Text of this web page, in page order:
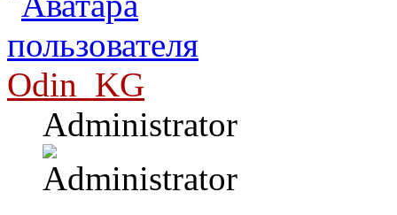
Odin_KG
Administrator